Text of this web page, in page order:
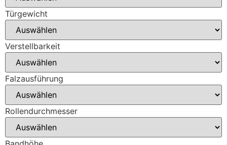
Türgewicht
Verstellbarkeit
Falzausführung
Rollendurchmesser